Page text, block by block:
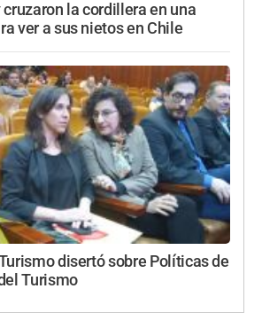
la cordillera en una
ver a sus nietos en Chile
disertó sobre Políticas de
Turismo